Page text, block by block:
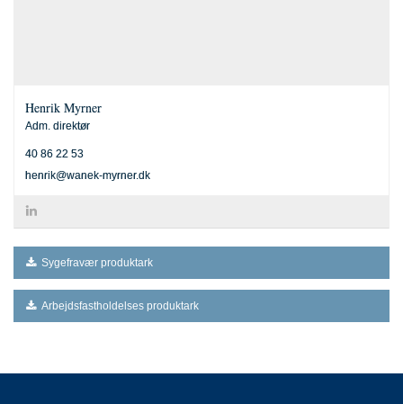
Henrik Myrner
Adm. direktør
Tlf.:
40 86 22 53
henrik@wanek-myrner.dk
Sygefravær produktark
Arbejdsfastholdelses produktark